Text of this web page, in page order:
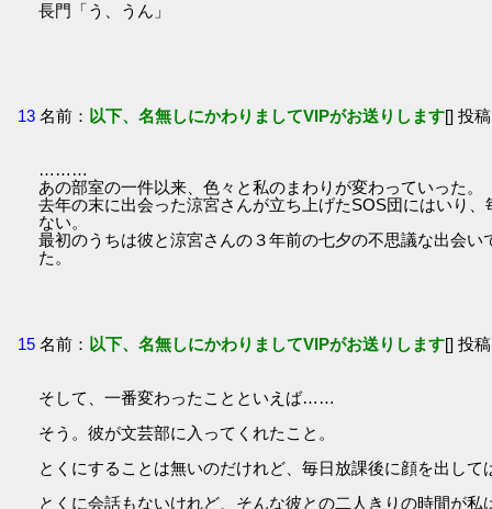
長門「う、うん」
13 名前： 以下、名無しにかわりましてVIPがお送りします[] 投
………
あの部室の一件以来、色々と私のまわりが変わっていった。
去年の末に出会った涼宮さんが立ち上げたSOS団にはいり
ない。
最初のうちは彼と涼宮さんの３年前の七夕の不思議な出会
た。
15 名前： 以下、名無しにかわりましてVIPがお送りします[] 投
そして、一番変わったことといえば……
そう。彼が文芸部に入ってくれたこと。
とくにすることは無いのだけれど、毎日放課後に顔を出し
とくに会話もないけれど、そんな彼との二人きりの時間が私